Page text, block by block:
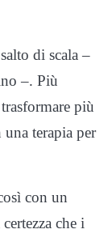
di scala –
–. Più
più
terapia per
con un
che i